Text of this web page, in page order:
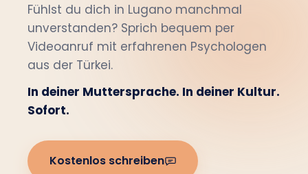
Fühlst du dich in Lugano manchmal
unverstanden? Sprich bequem per
Videoanruf mit erfahrenen Psychologen
aus der Türkei.
In deiner Muttersprache. In deiner Kultur.
Sofort.
Kostenlos schreiben